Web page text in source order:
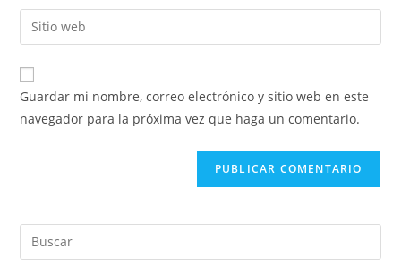
de
usuario
para
comentar
dirección
de
electrónico
para
comentar
Introducí
la
URL
de
Guardar mi nombre, correo electrónico y sitio web en este
navegador para la próxima vez que haga un comentario.